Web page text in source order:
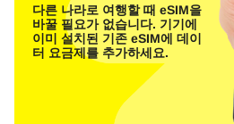
다른 나라로 여행할 때 eSIM을
바꿀 필요가 없습니다. 기기에
이미 설치된 기존 eSIM에 데이
터 요금제를 추가하세요.